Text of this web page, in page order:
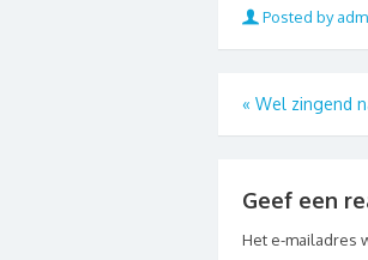
Posted by
« Wel zingend
Geef een
Het e-mailadres